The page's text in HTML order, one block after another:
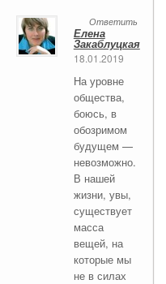
Ответить
Елена
Закаблуцкая
18.01.2019
На уровне
общества,
боюсь, в
обозримом
будущем —
невозможно.
В нашей
жизни, увы,
существует
масса
вещей, на
которые мы
не в силах